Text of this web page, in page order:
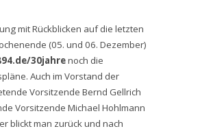
mit Rückblicken auf die letzten
(05. und 06. Dezember)
30jahrenoch die
Auch im Vorstand der
Vorsitzende Bernd Gellrich
Vorsitzende Michael Hohlmann
blickt man zurück und nach